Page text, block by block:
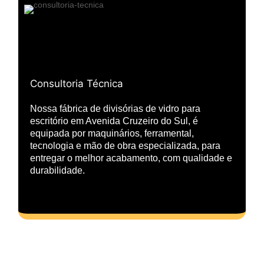
Consultoria Técnica
Nossa fábrica de divisórias de vidro para
escritório em Avenida Cruzeiro do Sul, é
equipada por maquinários, ferramental,
tecnologia e mão de obra especializada, para
entregar o melhor acabamento, com qualidade e
durabilidade.